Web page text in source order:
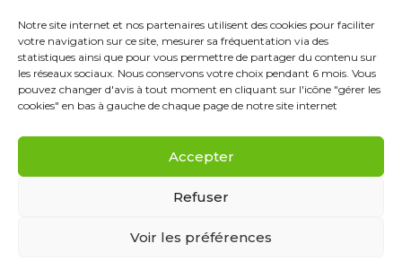
Notre site internet et nos partenaires utilisent des cookies pour faciliter
votre navigation sur ce site, mesurer sa fréquentation via des
statistiques ainsi que pour vous permettre de partager du contenu sur
les réseaux sociaux. Nous conservons votre choix pendant 6 mois. Vous
pouvez changer d'avis à tout moment en cliquant sur l'icône "gérer les
cookies" en bas à gauche de chaque page de notre site internet
Accepter
Refuser
Voir les préférences
Mentions Légales
Données personnelles
Politique de cookies (UE)